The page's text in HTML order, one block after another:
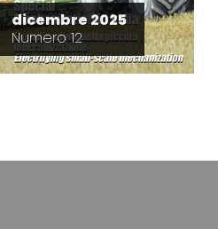
dicembre 2025
Numero 12